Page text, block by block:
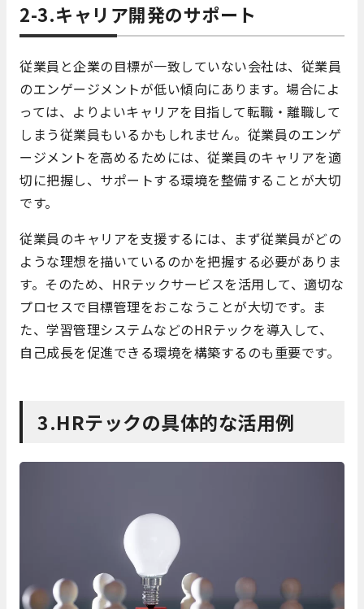
2-3.キャリア開発のサポート
従業員と企業の目標が一致していない会社は、従業員
のエンゲージメントが低い傾向にあります。場合によ
っては、よりよいキャリアを目指して転職・離職して
しまう従業員もいるかもしれません。従業員のエンゲ
ージメントを高めるためには、従業員のキャリアを適
切に把握し、サポートする環境を整備することが大切
です。
従業員のキャリアを支援するには、まず従業員がどの
ような理想を描いているのかを把握する必要がありま
す。そのため、HRテックサービスを活用して、適切な
プロセスで目標管理をおこなうことが大切です。ま
た、学習管理システムなどのHRテックを導入して、
自己成長を促進できる環境を構築するのも重要です。
3.HRテックの具体的な活用例